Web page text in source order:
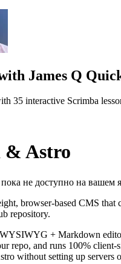
James Q
35 interactive Scrimba
& Astro
не доступно на вашем
browser-based CMS that
repository.
+ Markdown
repo, and runs 100%
without setting up servers